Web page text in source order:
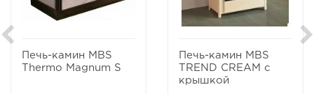
Печь-камин MBS
Thermo Magnum S
Печь-камин MBS
TREND CREAM с
крышкой